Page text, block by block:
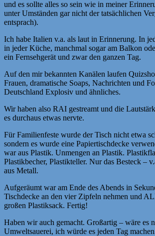
und es sollte alles so sein wie in meiner
unter Umständen gar nicht der tatsächlichen
entsprach).
Ich habe Italien v.a. als laut in Erinnerung. In
in jeder Küche, manchmal sogar am Balkon
ein Fernsehgerät und zwar den ganzen Tag.
Auf den mir bekannten Kanälen laufen
Frauen, dramatische Soaps, Nachrichten und
Deutschland Explosiv und ähnliches.
Wir haben also RAI gestreamt und die
es durchaus etwas nervte.
Für Familienfeste wurde der Tisch nicht etwa
sondern es wurde eine Papiertischdecke
war aus Plastik. Unmengen an Plastik.
Plastikbecher, Plastikteller. Nur das Besteck –
aus Metall.
Aufgeräumt war am Ende des Abends in
Tischdecke an den vier Zipfeln nehmen und
großen Plastiksack. Fertig!
Haben wir auch gemacht. Großartig – wäre es
Umweltsauerei, ich würde es jeden Tag